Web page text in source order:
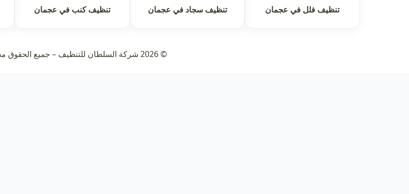
تنظيف فلل في عجمان
تنظيف سجاد في عجمان
تنظيف كنب في عجمان
© 2026 شركة السلطان للتنظيف – جميع الحقوق محفوظة